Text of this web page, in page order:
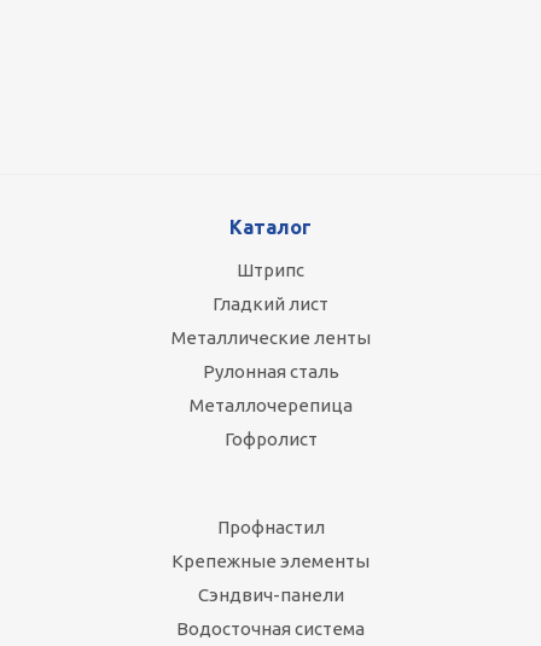
Каталог
Штрипс
Гладкий лист
Металлические ленты
Рулонная сталь
Металлочерепица
Гофролист
Профнастил
Крепежные элементы
Сэндвич-панели
Водосточная система